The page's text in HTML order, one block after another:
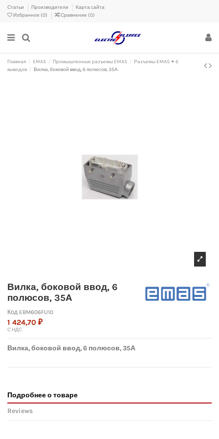
Статьи Производители
Карта сайта
Избранное (0) Сравнение (0)
Главная EMAS Промышленные разъемы EMAS
Разъемы EMAS ✦ 6
выводов
Вилка, боковой ввод, 6 полюсов, 35А
Вилка, боковой ввод, 6
полюсов, 35А
Код EBM606FU10
1 424,70 ₽
С НДС
Вилка, боковой ввод, 6 полюсов, 35А
Подробнее о товаре
Reviews